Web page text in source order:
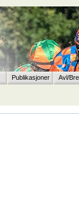
Publikasjoner Avl/